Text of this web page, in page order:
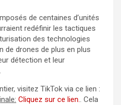
de centaines d’unités
redéfinir les tactiques
des technologies
de drones de plus en plus
détection et leur
visitez TikTok via ce lien :
Cliquez sur ce lien.. Cela